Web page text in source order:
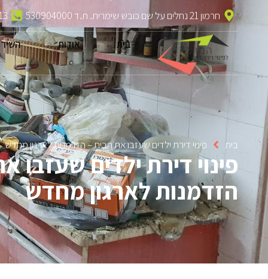
חרמון 21 נחלים על שם כובש שימרית. ת.ד 530904000
בית אודות
בית פינוי דירת ילדים שעזבו את הבית – הזדמנות לארגון מחדש
פינוי דירת ילדים שעזבו
הזדמנות לארגון מחדש